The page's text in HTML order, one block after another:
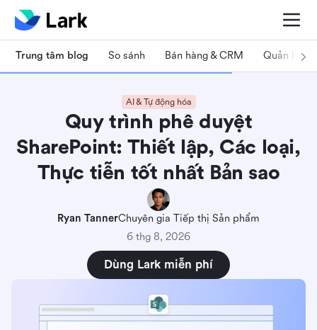
Trung tâm blog So sánh Bán hàng & CRM Quản lý dự
AI & Tự động hóa
Quy trình phê duyệt
SharePoint: Thiết lập, Các loại,
Thực tiễn tốt nhất Bản sao
Ryan TannerChuyên gia Tiếp thị Sản phẩm
6 thg 8, 2026
Dùng Lark miễn phí